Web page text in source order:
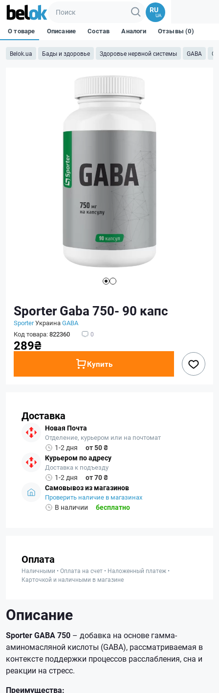
RU
UA
Belok.ua Бады и здоровье Здоровье нервной системы GABA
О товаре Описание Состав Аналоги Отзывы (0)
Sporter Gaba 750- 90 капс
SporterУкраинаGABA
Код товара:822360 0
289₴
Купить
Доставка
Новая Почта
Отделение, курьером или на почтомат
1-2 дня
от 50 ₴
Курьером по адресу
Доставка к подъезду
1-2 дня
от 70 ₴
Самовывоз из магазинов
Проверить наличие в магазинах
В наличии бесплатно
Оплата
Наличными • Оплата на счет • Наложенный платеж •
Карточкой и наличными в магазине
Описание
Sporter GABA 750 – добавка на основе гамма-
аминомасляной кислоты (GABA), рассматриваемая в
контексте поддержки процессов расслабления, сна и
реакции на стресс.
Преимущества: